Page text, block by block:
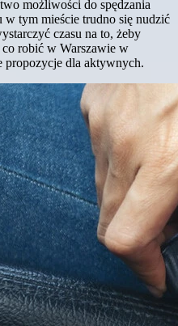
możliwości do spędzania
w tym mieście trudno się nudzić
czasu na to, żeby
robić w Warszawie w
propozycje dla aktywnych.